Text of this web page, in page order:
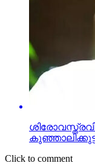
Click to comment